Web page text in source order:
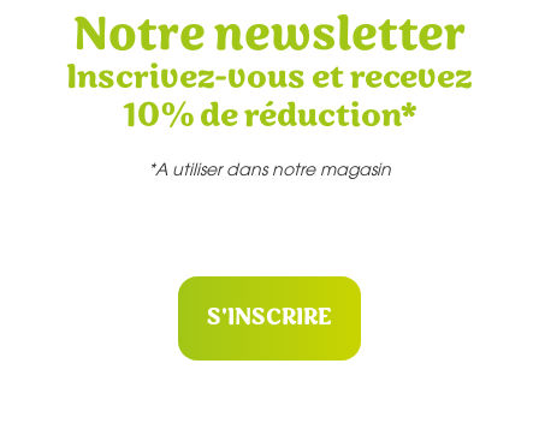
Notre newsletter
Inscrivez-vous et recevez
10% de réduction*
*A utiliser dans notre magasin
S'INSCRIRE